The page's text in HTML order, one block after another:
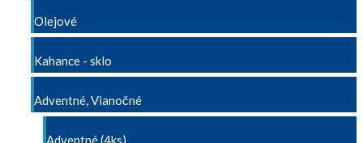
Olejové
Kahance - sklo
Adventné, Vianočné
Adventné (4ks)